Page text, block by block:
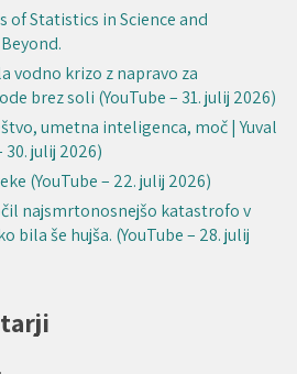
of Statistics in Science and
vodno krizo z napravo za
brez soli (YouTube – 31. julij 2026)
umetna inteligenca, moč | Yuval
30. julij 2026)
(YouTube – 22. julij 2026)
najsmrtonosnejšo katastrofo v
bila še hujša. (YouTube – 28. julij